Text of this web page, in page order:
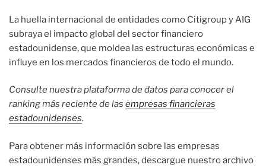
La huella internacional de entidades como Citigroup y AIG
subraya el impacto global del sector financiero
estadounidense, que moldea las estructuras económicas e
influye en los mercados financieros de todo el mundo.
Consulte nuestra plataforma de datos para conocer el
ranking más reciente de las empresas financieras
estadounidenses.
Para obtener más información sobre las empresas
estadounidenses más grandes, descargue nuestro archivo